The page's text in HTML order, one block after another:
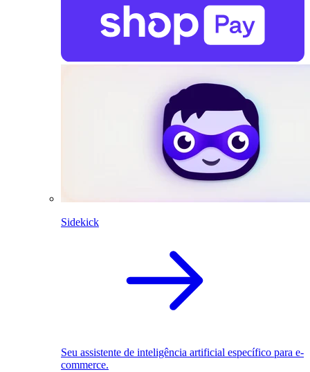
Sidekick
Seu assistente de inteligência artificial específico para e-
commerce.